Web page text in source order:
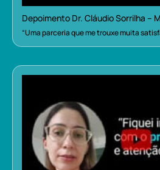
Depoimento Dr. Cláudio Sorrilha –
“Uma parceria que me trouxe muita